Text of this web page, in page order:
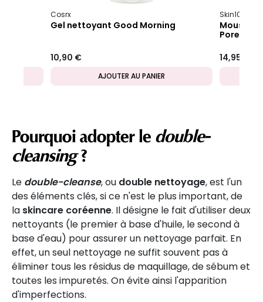
Cosrx
Gel nettoyant Good Morning
10,90 €
AJOUTER AU PANIER
Skin1004
Mousse
14,95 €
Pourquoi adopter le double-
cleansing?
Le double-cleanse, ou double nettoyage, est l'un
des éléments clés, si ce n'est le plus important, de
la skincare coréenne. Il désigne le fait d'utiliser deux
nettoyants (le premier à base d'huile, le second à
base d'eau) pour assurer un nettoyage parfait. En
effet, un seul nettoyage ne suffit souvent pas à
éliminer tous les résidus de maquillage, de sébum et
toutes les impuretés. On évite ainsi l'apparition
d'imperfections.